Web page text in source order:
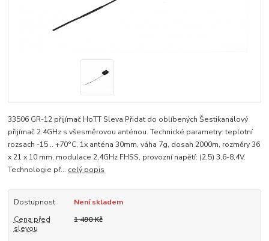
33506 GR-12 přijímač HoTT Sleva Přidat do oblíbených Šestikanálový
přijímač 2.4GHz s všesměrovou anténou. Technické parametry: teplotní
rozsach -15 .. +70°C, 1x anténa 30mm, váha 7g, dosah 2000m, rozměry 36
x 21 x 10 mm, modulace 2,4GHz FHSS, provozní napětí: (2,5) 3,6-8,4V.
Technologie př... celý popis
Dostupnost
Není skladem
Cena před
slevou
1 490 Kč